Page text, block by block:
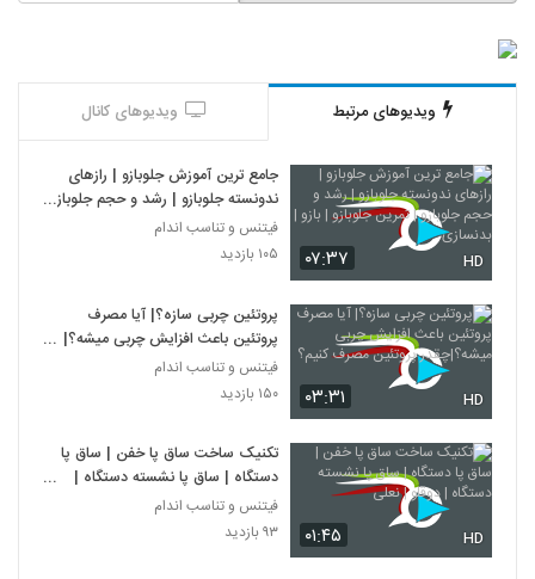
ویدیوهای مرتبط ویدیوهای کانال
۰۷:۳۷ HD
جامع ترین آموزش جلوبازو | رازهای
ندونسته جلوبازو | رشد و حجم جلوبازو
| تمرین جلوبازو | بازو |بدنسازی
فیتنس و تناسب اندام
۱۰۵ بازدید
۰۳:۳۱ HD
پروتئین چربی سازه؟| آیا مصرف
پروتئین باعث افزایش چربی میشه؟|
چقدر پروتئین مصرف کنیم؟
فیتنس و تناسب اندام
۱۵۰ بازدید
۰۱:۴۵ HD
تکنیک ساخت ساق پا خفن | ساق پا
دستگاه | ساق پا نشسته دستگاه |
دوقلو | نعلی
فیتنس و تناسب اندام
۹۳ بازدید